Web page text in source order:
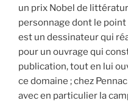
un prix Nobel de
personnage dont le
est un dessinateur qui
pour un ouvrage qui
publication, tout en lui
ce domaine ; chez
avec en particulier la